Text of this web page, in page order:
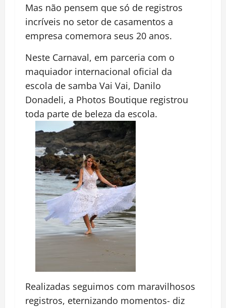
Mas não pensem que só de registros
incríveis no setor de casamentos a
empresa comemora seus 20 anos.
Neste Carnaval, em parceria com o
maquiador internacional oficial da
escola de samba Vai Vai, Danilo
Donadeli, a Photos Boutique registrou
toda parte de beleza da escola.
Realizadas seguimos com maravilhosos
registros, eternizando momentos- diz